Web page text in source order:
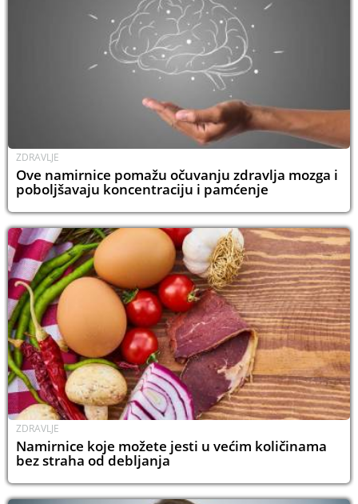
ZDRAVLJE
Ove namirnice pomažu očuvanju zdravlja mozga i
poboljšavaju koncentraciju i pamćenje
ZDRAVLJE
Namirnice koje možete jesti u većim količinama
bez straha od debljanja